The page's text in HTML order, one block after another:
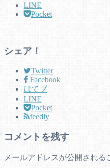
LINE
Pocket
シェア！
Twitter
Facebook
はてブ
LINE
Pocket
feedly
コメントを残す
メールアドレスが公開される